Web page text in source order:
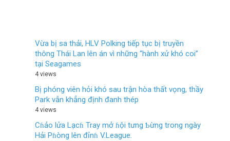
Vừa bị sa thải, HLV Polking tiếp tục bị truyền
thông Thái Lan lên án vì những “hành xử khó coi”
tại Seagames
4 views
Bị phóng viên hỏi khó sau trận hòa thất vọng, thầy
Park vẫn khẳng định đanh thép
4 views
Cɦảo lửa Lạcɦ Tray mở ɦội tưng Ƅừng trong ngày
Hải Pɦòng lên đỉnɦ V.League.